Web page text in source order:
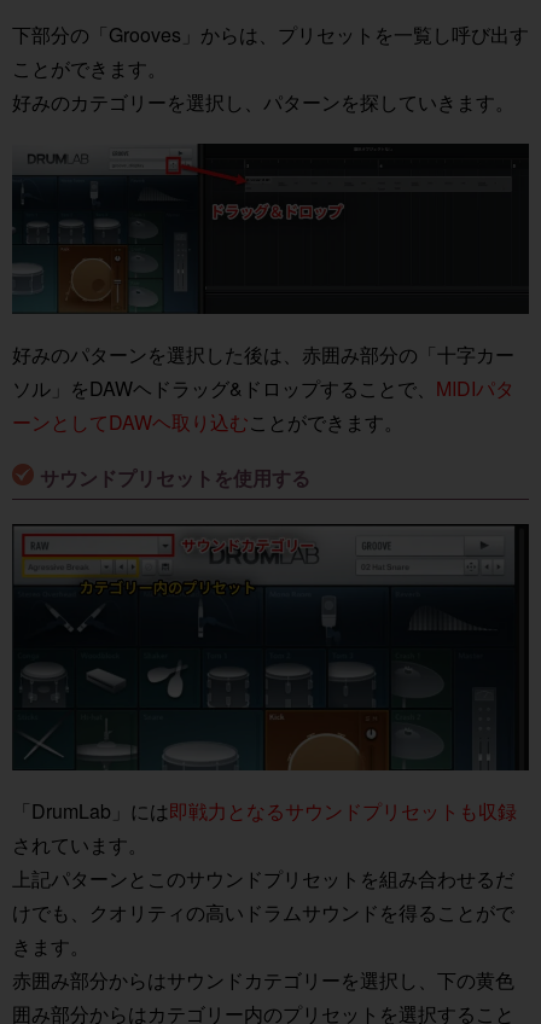
下部分の「Grooves」からは、プリセットを一覧し呼び出す
ことができます。
好みのカテゴリーを選択し、パターンを探していきます。
好みのパターンを選択した後は、赤囲み部分の「十字カー
ソル」をDAWヘドラッグ&ドロップすることで、 MIDIパタ
ーンとしてDAWヘ取り込むことができます。
サウンドプリセットを使用する
「DrumLab」には即戦力となるサウンドプリセットも収録
されています。
上記パターンとこのサウンドプリセットを組み合わせるだ
けでも、クオリティの高いドラムサウンドを得ることがで
きます。
赤囲み部分からはサウンドカテゴリーを選択し、下の黄色
囲み部分からはカテゴリー内のプリセットを選択すること